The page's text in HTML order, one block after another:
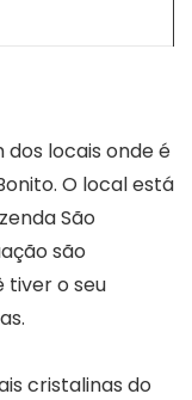
dos locais onde é
O local está
São
são
tiver o seu
cristalinas do